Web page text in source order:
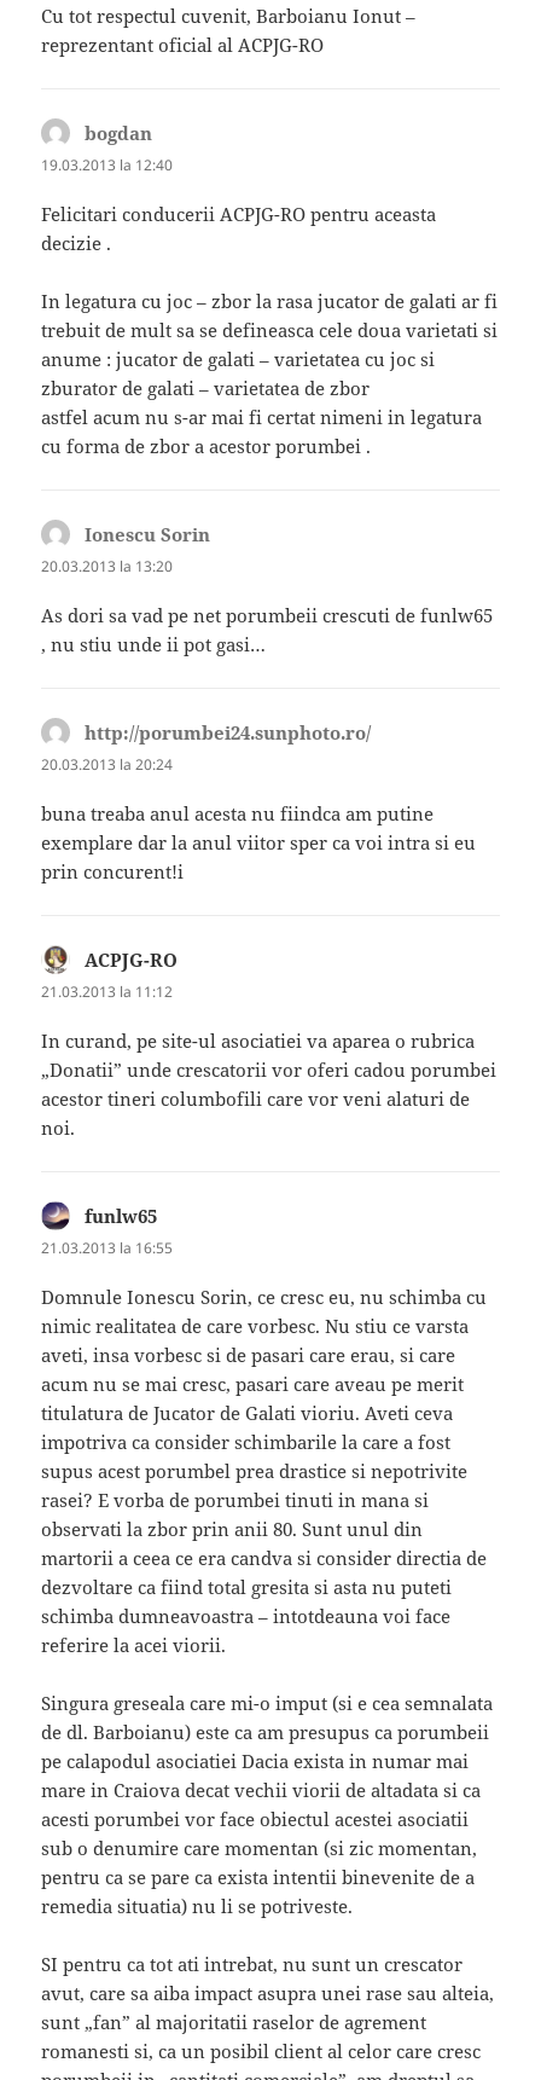
Cu tot respectul cuvenit, Barboianu Ionut –
reprezentant oficial al ACPJG-RO
bogdan
19.03.2013 la 12:40
Felicitari conducerii ACPJG-RO pentru aceasta
decizie .
In legatura cu joc – zbor la rasa jucator de galati ar fi
trebuit de mult sa se defineasca cele doua varietati si
anume : jucator de galati – varietatea cu joc si
zburator de galati – varietatea de zbor
astfel acum nu s-ar mai fi certat nimeni in legatura
cu forma de zbor a acestor porumbei .
Ionescu Sorin
20.03.2013 la 13:20
As dori sa vad pe net porumbeii crescuti de funlw65
, nu stiu unde ii pot gasi…
http://porumbei24.sunphoto.ro/spune:
20.03.2013 la 20:24
buna treaba anul acesta nu fiindca am putine
exemplare dar la anul viitor sper ca voi intra si eu
prin concurent!i
ACPJG-RO
21.03.2013 la 11:12
In curand, pe site-ul asociatiei va aparea o rubrica
„Donatii” unde crescatorii vor oferi cadou porumbei
acestor tineri columbofili care vor veni alaturi de
noi.
funlw65
21.03.2013 la 16:55
Domnule Ionescu Sorin, ce cresc eu, nu schimba cu
nimic realitatea de care vorbesc. Nu stiu ce varsta
aveti, insa vorbesc si de pasari care erau, si care
acum nu se mai cresc, pasari care aveau pe merit
titulatura de Jucator de Galati vioriu. Aveti ceva
impotriva ca consider schimbarile la care a fost
supus acest porumbel prea drastice si nepotrivite
rasei? E vorba de porumbei tinuti in mana si
observati la zbor prin anii 80. Sunt unul din
martorii a ceea ce era candva si consider directia de
dezvoltare ca fiind total gresita si asta nu puteti
schimba dumneavoastra – intotdeauna voi face
referire la acei viorii.
Singura greseala care mi-o imput (si e cea semnalata
de dl. Barboianu) este ca am presupus ca porumbeii
pe calapodul asociatiei Dacia exista in numar mai
mare in Craiova decat vechii viorii de altadata si ca
acesti porumbei vor face obiectul acestei asociatii
sub o denumire care momentan (si zic momentan,
pentru ca se pare ca exista intentii binevenite de a
remedia situatia) nu li se potriveste.
SI pentru ca tot ati intrebat, nu sunt un crescator
avut, care sa aiba impact asupra unei rase sau alteia,
sunt „fan” al majoritatii raselor de agrement
romanesti si, ca un posibil client al celor care cresc